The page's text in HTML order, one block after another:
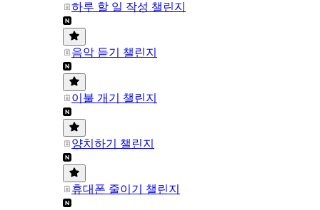
하루 할 일 작성 챌린지
음악 듣기 챌린지
이불 개기 챌린지
양치하기 챌린지
휴대폰 줄이기 챌린지